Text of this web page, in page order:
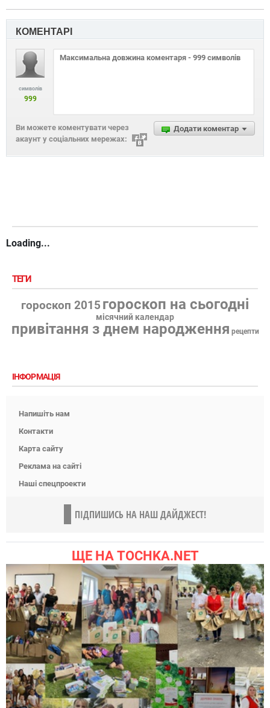
КОМЕНТАРІ
символів
999
Додати коментар
Ви можете коментувати через
акаунт у соціальних мережах:
Loading...
ТЕГИ
гороскоп 2015 гороскоп на сьогодні
місячний календар
привітання з днем народження рецепти
ІНФОРМАЦІЯ
Напишіть нам
Контакти
Карта сайту
Реклама на сайті
Наші спецпроекти
ПІДПИШИСЬ НА НАШ ДАЙДЖЕСТ!
ЩЕ НА TOCHKA.NET